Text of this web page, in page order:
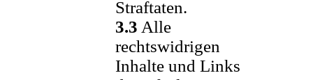
Straftaten.
3.3 Alle
rechtswidrigen
Inhalte und Links